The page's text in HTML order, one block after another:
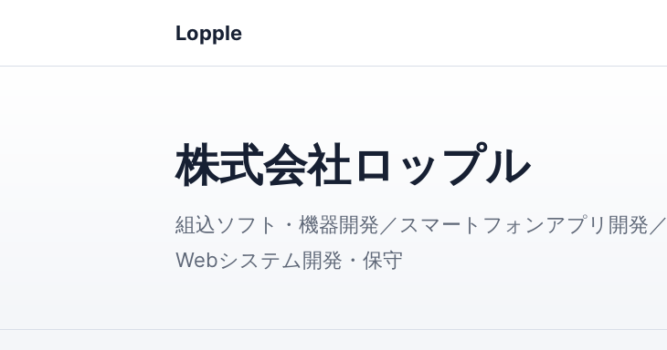
Lopple
株式会社ロップル
組込ソフト・機器開発／スマートフォンアプリ開発／
Webシステム開発・保守